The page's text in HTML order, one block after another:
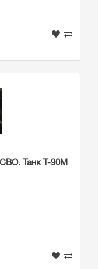
СВО. Танк Т-90М